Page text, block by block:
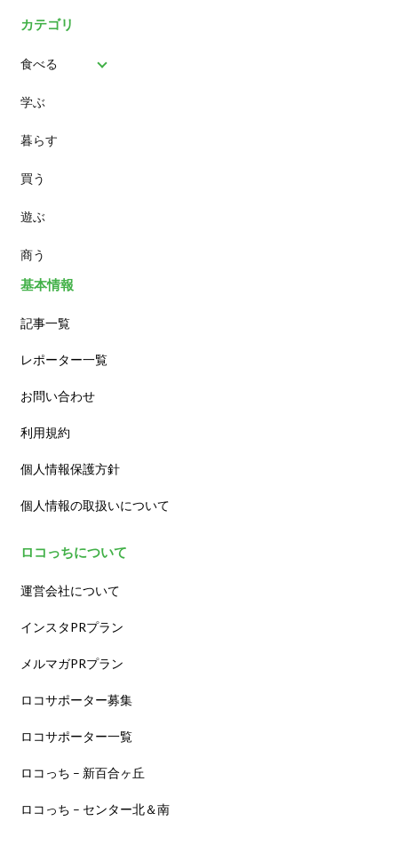
カテゴリ
食べる
パン
スイーツ
ランチ
カフェ
学ぶ
暮らす
買う
遊ぶ
商う
基本情報
記事一覧
レポーター一覧
お問い合わせ
利用規約
個人情報保護方針
個人情報の取扱いについて
ロコっちについて
運営会社について
インスタPRプラン
メルマガPRプラン
ロコサポーター募集
ロコサポーター一覧
ロコっち – 新百合ヶ丘
ロコっち – センター北＆南